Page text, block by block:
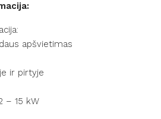
apšvietimas
ir pirtyje
– 15 kW